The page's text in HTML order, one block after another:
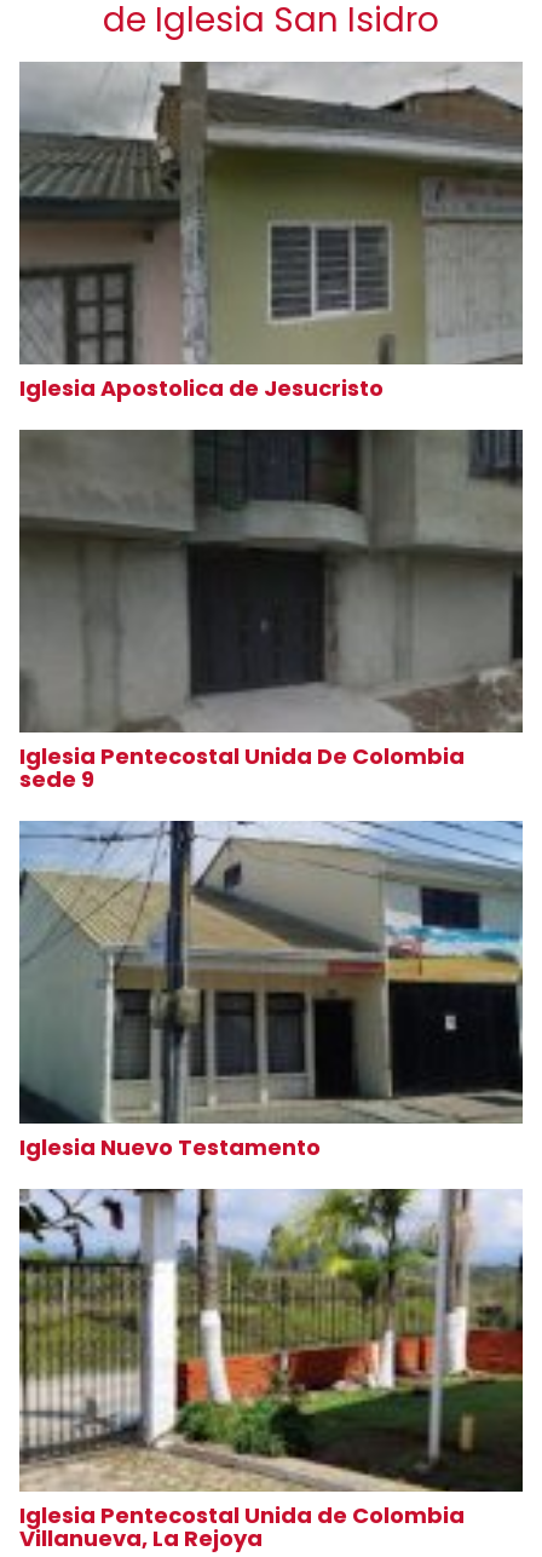
de Iglesia San Isidro
Iglesia Apostolica de Jesucristo
Iglesia Pentecostal Unida De Colombia
sede 9
Iglesia Nuevo Testamento
Iglesia Pentecostal Unida de Colombia
Villanueva, La Rejoya